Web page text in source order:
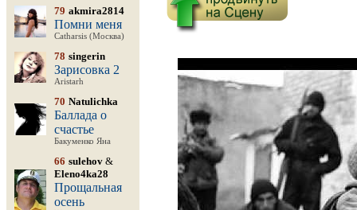
79 akmira2814
Помни меня
Catharsis (Москва)
78 singerin
Зарисовка 2
Aristarh
70 Natulichka
Баллада о
счастье
Бакуменко Яна
66 sulehov &
Eleno4ka28
Прощальная
осень